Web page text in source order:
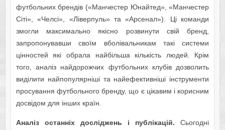
футбольних брендів («Манчестер Юнайтед», «Манчестер
Сіті», «Челсі», «Ліверпуль» та «Арсенал»). Ці команди
змогли максимально якісно розвинути свій бренд,
запропонувавши своїм вболівальникам такі системи
цінностей які обрала найбільша кількість людей. Крім
того, аналіз найдорожчих футбольних клубів дозволить
виділити найпопулярніші та найефективніші інструменти
просування футбольного бренду, що є цікавим і корисним
досвідом для інших країн.
Аналіз останніх досліджень і публікацій. Сьогодні